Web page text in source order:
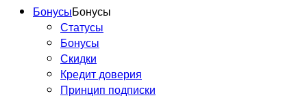
БонусыБонусы
Статусы
Бонусы
Скидки
Кредит доверия
Принцип подписки